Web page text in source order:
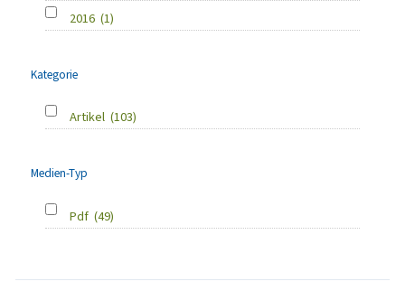
2016 (1)
Kategorie
Artikel (103)
Medien-Typ
Pdf (49)